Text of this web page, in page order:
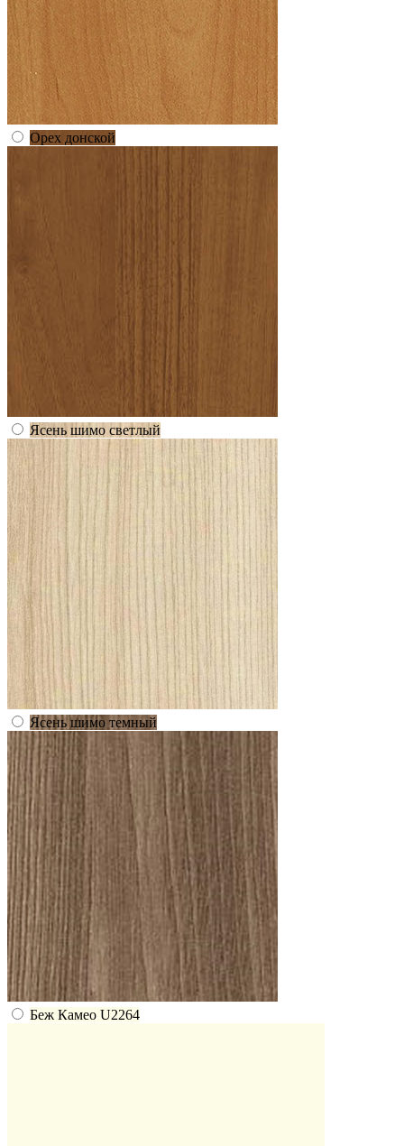
Орех донской
Ясень шимо светлый
Ясень шимо темный
Беж Камео U2264